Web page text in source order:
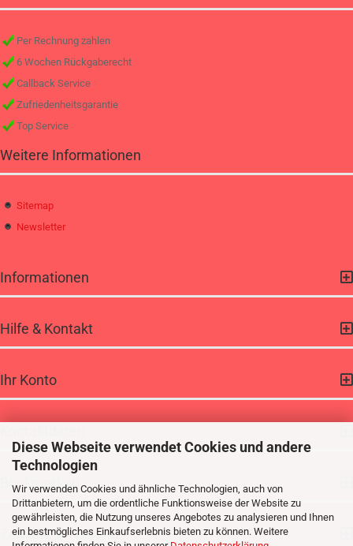
Diese Webseite verwendet Cookies und andere
Technologien
Wir verwenden Cookies und ähnliche Technologien, auch von
Drittanbietern, um die ordentliche Funktionsweise der Website zu
gewährleisten, die Nutzung unseres Angebotes zu analysieren und Ihnen
ein bestmögliches Einkaufserlebnis bieten zu können. Weitere
Per Rechnung zahlen
6 Wochen Rückgaberecht
Callback Service
Zufriedenheitsgarantie
Top Service
Weitere Informationen
Sitemap
Newsletter
Informationen
Hilfe & Kontakt
Ihr Konto
Bookmarken
Zahlung & Versand